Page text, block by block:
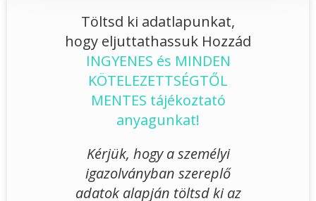
Töltsd ki adatlapunkat,
hogy eljuttathassuk Hozzád
INGYENES és MINDEN
KÖTELEZETTSÉGTŐL
MENTES tájékoztató
anyagunkat!
Kérjük, hogy a személyi
igazolványban szereplő
adatok alapján töltsd ki az